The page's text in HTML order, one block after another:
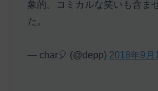
象的。コミカルな笑いも含ま
た。
— char🎈 (@depp) 2018年9月